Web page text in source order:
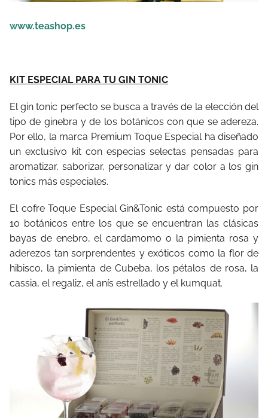
www.teashop.es
KIT ESPECIAL PARA TU GIN TONIC
El gin tonic perfecto se busca a través de la elección del
tipo de ginebra y de los botánicos con que se adereza.
Por ello, la marca Premium Toque Especial ha diseñado
un exclusivo kit con especias selectas pensadas para
aromatizar, saborizar, personalizar y dar color a los gin
tonics más especiales.
El cofre Toque Especial Gin&Tonic está compuesto por
10 botánicos entre los que se encuentran las clásicas
bayas de enebro, el cardamomo o la pimienta rosa y
aderezos tan sorprendentes y exóticos como la flor de
hibisco, la pimienta de Cubeba, los pétalos de rosa, la
cassia, el regaliz, el anís estrellado y el kumquat.